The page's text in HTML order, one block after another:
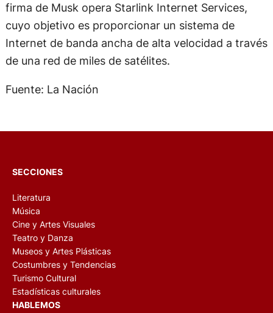
firma de Musk opera Starlink Internet Services,
cuyo objetivo es proporcionar un sistema de
Internet de banda ancha de alta velocidad a través
de una red de miles de satélites.
Fuente: La Nación
SECCIONES
Literatura
Música
Cine y Artes Visuales
Teatro y Danza
Museos y Artes Plásticas
Costumbres y Tendencias
Turismo Cultural
Estadísticas culturales
HABLEMOS